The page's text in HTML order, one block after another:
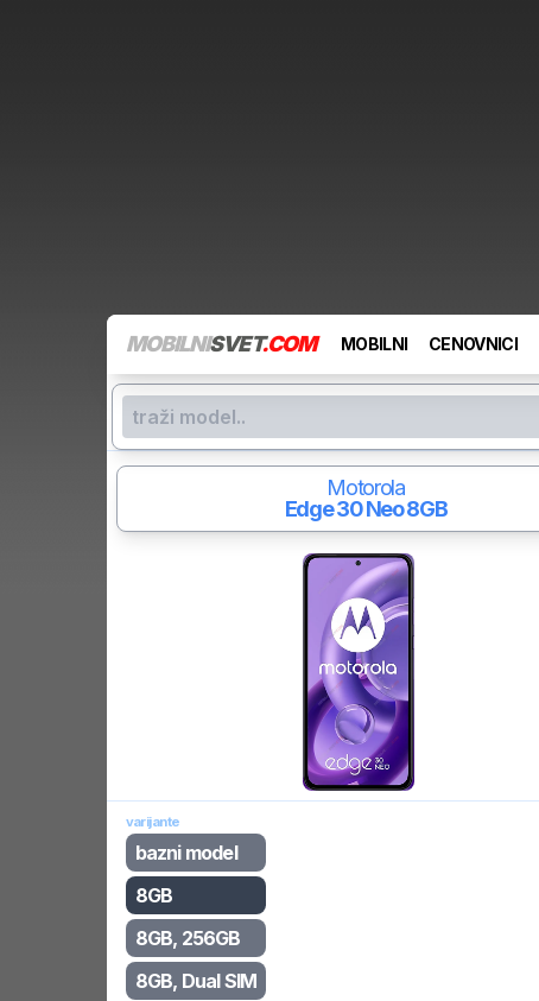
MOBILNISVET.COM MOBILNI CENOVNICI
Motorola
Edge 30 Neo8GB
varijante
bazni model
8GB
8GB, 256GB
8GB, Dual SIM